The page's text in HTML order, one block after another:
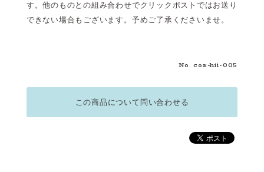
す。他のものとの組み合わせでクリックポストではお送り
できない場合もございます。予めご了承くださいませ。
No. coz-hii-005
この商品について問い合わせる